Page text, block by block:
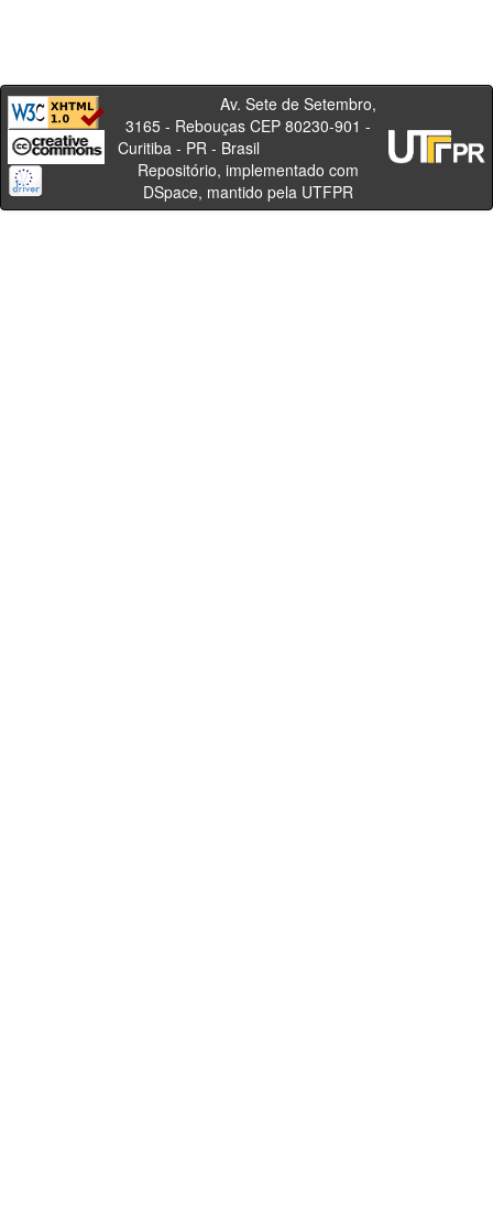
Av. Sete de Setembro,
3165 - Rebouças CEP 80230-901 -
Curitiba - PR - Brasil
Repositório, implementado com
DSpace, mantido pela UTFPR